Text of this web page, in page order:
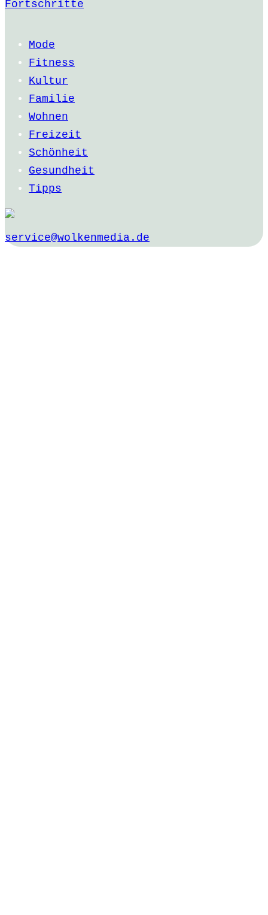
Fortschritte
Mode
Fitness
Kultur
Familie
Wohnen
Freizeit
Schönheit
Gesundheit
Tipps
service@wolkenmedia.de